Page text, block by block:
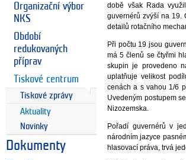
Organizační výbor
NKS
Období
redukovaných
příprav
Tiskové centrum
Tiskové zprávy
Aktuality
Novinky
Dokumenty
době však Rada
guvernérů zvýší na 19.
detailů rotačního
Při počtu 19 jsou
má 5 členů se čtyřmi
skupin je provedeno
uplatňuje velikost
cenách a s vahou 1/6
Uvedeným postupem
Nizozemska.
Pořadí guvernérů v
národním jazyce
hlasovací práva, trvá